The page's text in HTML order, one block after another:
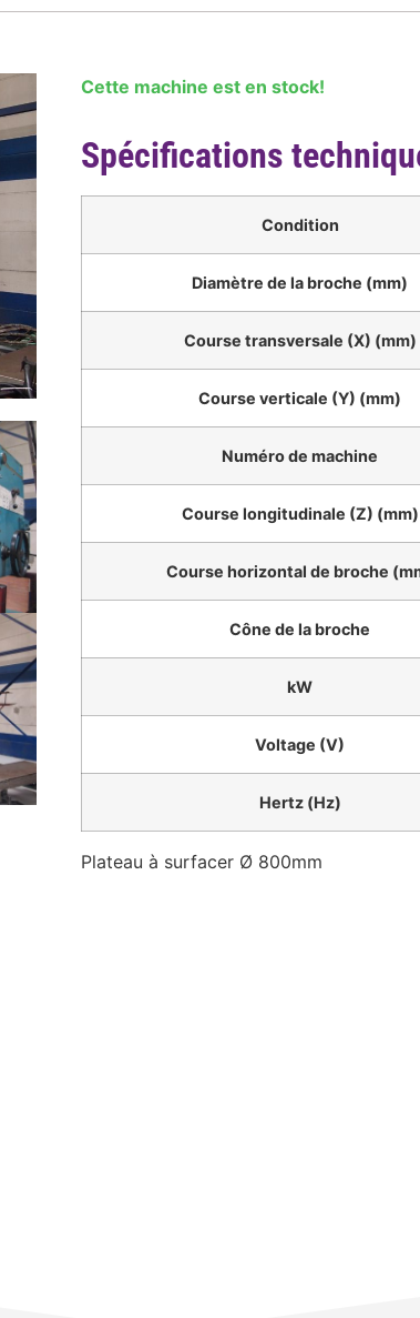
Cette machine est en stock!
Spécifications
Condition
Diamètre de la broche (mm)
Course transversale (X) (mm)
Course verticale (Y) (mm)
Numéro de machine
Course longitudinale (Z) (mm)
Course horizontal de broche
Cône de la broche
kW
Voltage (V)
Hertz (Hz)
Plateau à surfacer Ø 800mm